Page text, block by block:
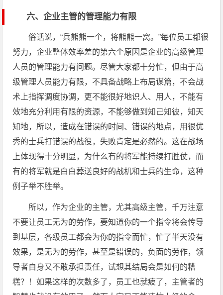
六、企业主管的管理能力有限
俗话说，“兵熊熊一个，将熊熊一窝。”每位员工都很
努力，企业整体效率差的第六个原因是企业的高级管理
人员的管理能力有问题。尽管大家都十分忙，但由于高
级管理人员能力有限，不具备战略上布局谋篇，不会战
术上指挥调度协调，更不能很好地识人、用人，不能有
效地充分利用有限的资源，不能够做到知己知彼，知天
知地，所以，造成在错误的时间、错误的地点，用很优
秀的士兵打错误的战役，失败肯定是必然的。这在战场
上体现得十分明显，为什么有的将军能持续打胜仗，而
有的将军就是白白葬送良好的战机和士兵的生命，这种
例子举不胜举。
所以，作为企业的主管，尤其高级主管，千万注意
不要让员工无为的劳作，要知道你的一个指令将会传导
到基层，各级员工都会为你的指令而忙，忙了半天没有
效果，是无为的劳作，甚至是错误的，负面的劳作，领
导者自身又不敢承担责任，试想其结局会是如何的糟
糕？！如果这样的次数多了，员工也就疲了，主管者的